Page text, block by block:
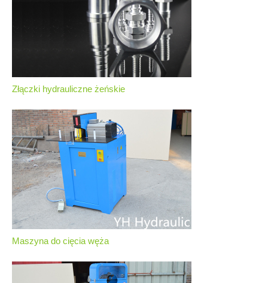
Złączki hydrauliczne żeńskie
Maszyna do cięcia węża